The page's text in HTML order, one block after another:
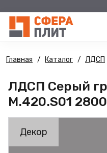
Главная Каталог ЛДСП
ЛДСП Серый
M.420.S01
Декор